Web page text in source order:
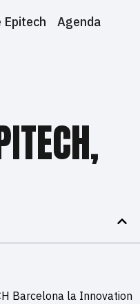
Epitech Agenda
Barcelona la Innovation